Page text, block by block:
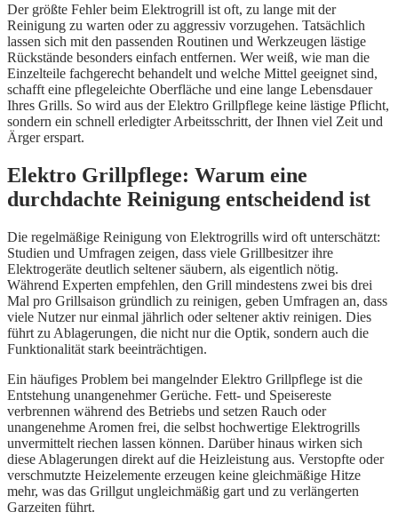
Der größte Fehler beim Elektrogrill ist oft, zu lange mit der
Reinigung zu warten oder zu aggressiv vorzugehen. Tatsächlich
lassen sich mit den passenden Routinen und Werkzeugen lästige
Rückstände besonders einfach entfernen. Wer weiß, wie man die
Einzelteile fachgerecht behandelt und welche Mittel geeignet sind,
schafft eine pflegeleichte Oberfläche und eine lange Lebensdauer
Ihres Grills. So wird aus der Elektro Grillpflege keine lästige Pflicht,
sondern ein schnell erledigter Arbeitsschritt, der Ihnen viel Zeit und
Ärger erspart.
Elektro Grillpflege: Warum eine
durchdachte Reinigung entscheidend ist
Die regelmäßige Reinigung von Elektrogrills wird oft unterschätzt:
Studien und Umfragen zeigen, dass viele Grillbesitzer ihre
Elektrogeräte deutlich seltener säubern, als eigentlich nötig.
Während Experten empfehlen, den Grill mindestens zwei bis drei
Mal pro Grillsaison gründlich zu reinigen, geben Umfragen an, dass
viele Nutzer nur einmal jährlich oder seltener aktiv reinigen. Dies
führt zu Ablagerungen, die nicht nur die Optik, sondern auch die
Funktionalität stark beeinträchtigen.
Ein häufiges Problem bei mangelnder Elektro Grillpflege ist die
Entstehung unangenehmer Gerüche. Fett- und Speisereste
verbrennen während des Betriebs und setzen Rauch oder
unangenehme Aromen frei, die selbst hochwertige Elektrogrills
unvermittelt riechen lassen können. Darüber hinaus wirken sich
diese Ablagerungen direkt auf die Heizleistung aus. Verstopfte oder
verschmutzte Heizelemente erzeugen keine gleichmäßige Hitze
mehr, was das Grillgut ungleichmäßig gart und zu verlängerten
Garzeiten führt.